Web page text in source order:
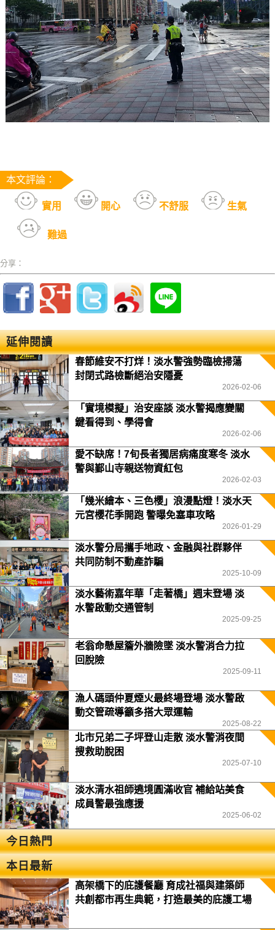
本文評論：
實用 開心 不舒服 生氣
難過
分享：
延伸閱讀
春節維安不打烊！淡水警強勢臨檢掃蕩
封閉式路檢斷絕治安隱憂
2026-02-06
「實境模擬」治安座談 淡水警揭應變關
鍵看得到、學得會
2026-02-06
愛不缺席！7旬長者獨居病痛度寒冬 淡水
警與鄞山寺親送物資紅包
2026-02-03
「幾米繪本、三色櫻」浪漫點燈！淡水天
元宮櫻花季開跑 警曝免塞車攻略
2026-01-29
淡水警分局攜手地政、金融與社群夥伴
共同防制不動產詐騙
2025-10-09
淡水藝術嘉年華「走著橋」週末登場 淡
水警啟動交通管制
2025-09-25
老翁命懸屋簷外牆險墜 淡水警消合力拉
回脫險
2025-09-11
漁人碼頭仲夏煙火最終場登場 淡水警啟
動交管疏導籲多搭大眾運輸
2025-08-22
北市兄弟二子坪登山走散 淡水警消夜間
搜救助脫困
2025-07-10
淡水清水祖師遶境圓滿收官 補給站美食
成員警最強應援
2025-06-02
今日熱門
本日最新
高架橋下的庇護餐廳 育成社福與建築師
共創都市再生典範，打造最美的庇護工場